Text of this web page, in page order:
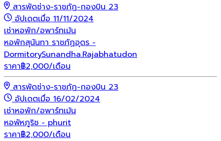
สารพัดช่าง-ราชภัฏ-กองบิน 23
อัปเดตเมื่อ 11/11/2024
เช่าหอพัก/อพาร์ทเม้น
หอพักสุนันทา ราชภัฏอุดร -
DormitorySunandha.Rajabhatudon
ราคา฿2,000/เดือน
สารพัดช่าง-ราชภัฏ-กองบิน 23
อัปเดตเมื่อ 16/02/2024
เช่าหอพัก/อพาร์ทเม้น
หอพัหภูริช - phurit
ราคา฿2,000/เดือน